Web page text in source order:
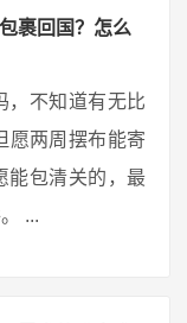
裹回国？怎么
，不知道有无比
愿两周摆布能寄
能包清关的，最
...